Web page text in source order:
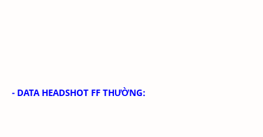
- DATA HEADSHOT FF THƯỜNG: